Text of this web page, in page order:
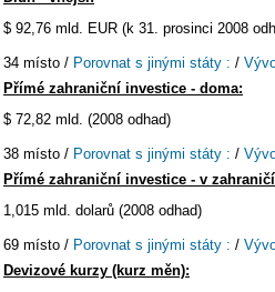
$ 92,76 mld. EUR (k 31. prosinci 2008
34 místo / Porovnat s jinými státy : /
Přímé zahraniční investice - doma:
$ 72,82 mld. (2008 odhad)
38 místo / Porovnat s jinými státy : /
Přímé zahraniční investice - v
1,015 mld. dolarů (2008 odhad)
69 místo / Porovnat s jinými státy : /
Devizové kurzy (kurz měn):